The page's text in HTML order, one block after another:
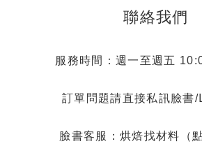
聯絡我們
服務時間：週一至週五
訂單問題請直接私訊臉書/
臉書客服： 烘焙找材料（